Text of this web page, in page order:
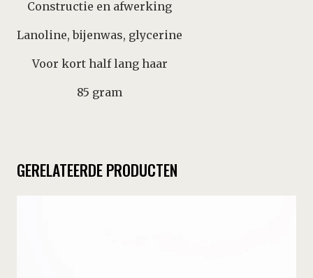
Constructie en afwerking
Lanoline, bijenwas, glycerine
Voor kort half lang haar
85 gram
GERELATEERDE PRODUCTEN